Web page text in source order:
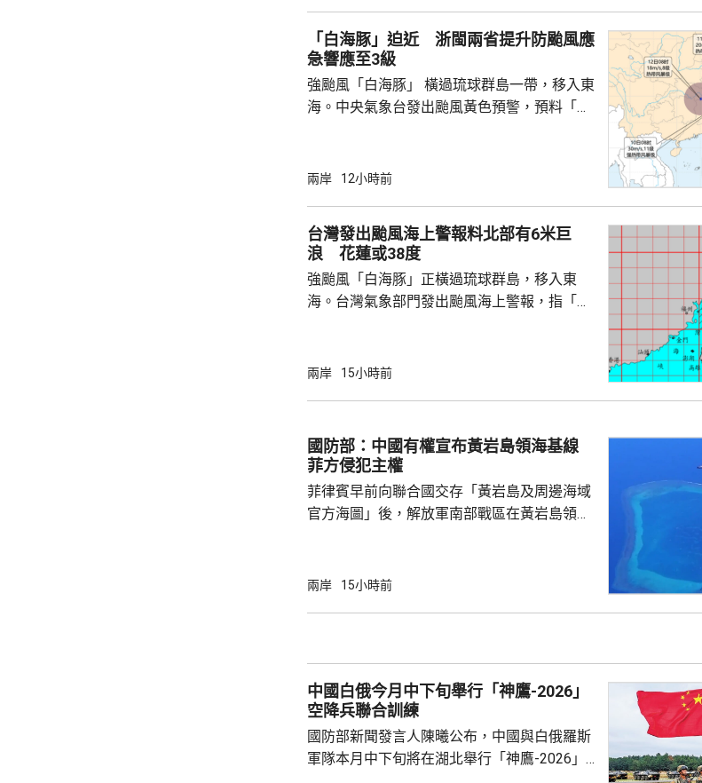
中方願同所羅門群島持續深化新時代相互尊
重、共同發展的全面戰略夥伴關係，推動兩
國...
「白海豚」迫近 浙閩兩省提升防颱風應
急響應至3級
強颱風「白海豚」 橫過琉球群島一帶，移入東
海。中央氣象台發出颱風黃色預警，預料「白
午及下午4時，提升防颱風應急響應至三級。
目已全部停工，290艘施工船全部進入安全水
域避風，泉州以北19條客渡運航線已停航。
浙江省氣象台預料「白海豚」有較...
兩岸 12小時前
台灣發出颱風海上警報料北部有6米巨
浪 花蓮或38度
強颱風「白海豚」正橫過琉球群島，移入東
海。台灣氣象部門發出颱風海上警報，指「白
岸、蘭嶼、綠島、恆春半島及馬祖易有湧浪，
門又指，受颱風外圍環流沉降影響，台灣多地
天氣高溫炎熱，宜蘭縣及花蓮縣可能出現焚風
現象，花蓮縣可能出現攝氏38度高溫，台北
市...
兩岸 15小時前
國防部：中國有權宣布黃岩島領海基線
菲方侵犯主權
菲律賓早前向聯合國交存「黃岩島及周邊海域
官方海圖」後，解放軍南部戰區在黃岩島領
被菲方批評是非法行為。 國防部新聞發言人陳
方行徑嚴重侵犯中國領土主權，違反國際法與
國際關係基本準則，非法無效，而中方組織...
兩岸 15小時前
中國白俄今月中下旬舉行「神鷹-2026」
空降兵聯合訓練
國防部新聞發言人陳曦公布，中國與白俄羅斯
軍隊本月中下旬將在湖北舉行「神鷹-2026」